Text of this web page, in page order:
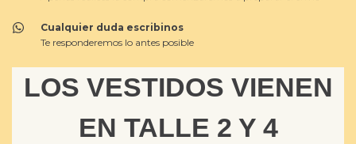
Cualquier duda escribinos
Te responderemos lo antes posible
LOS VESTIDOS VIENEN
EN TALLE 2 Y 4